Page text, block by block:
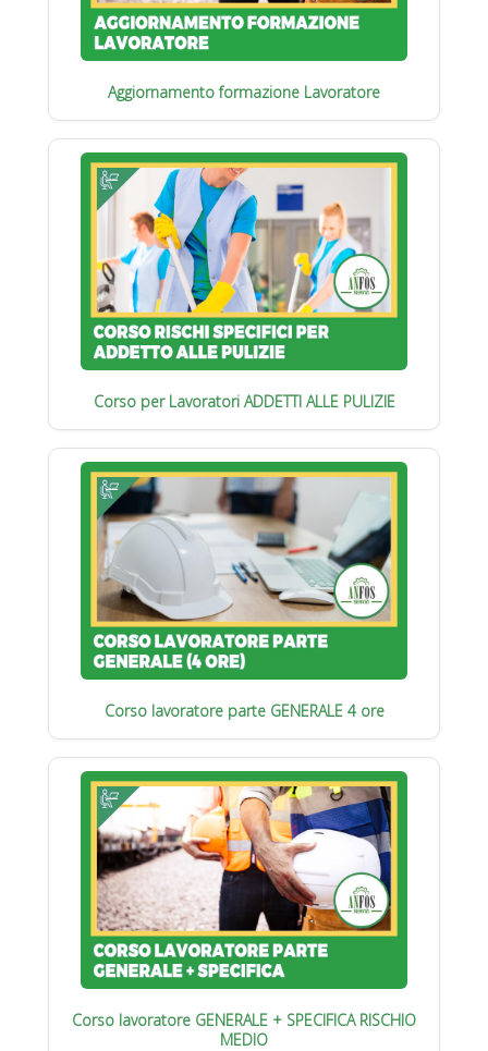
Aggiornamento formazione Lavoratore
Corso per Lavoratori ADDETTI ALLE PULIZIE
Corso lavoratore parte GENERALE 4 ore
Corso lavoratore GENERALE + SPECIFICA RISCHIO
MEDIO